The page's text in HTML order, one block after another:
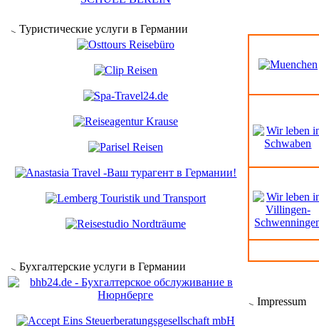
Туристические услуги в Германии
Бухгалтерские услуги в Германии
Impressum